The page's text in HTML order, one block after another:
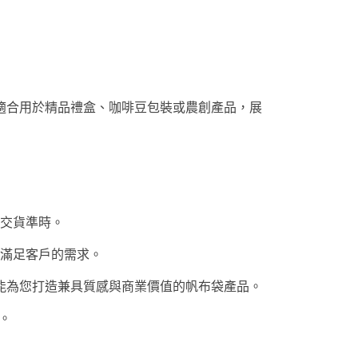
用於精品禮盒、咖啡豆包裝或農創產品，展
貨準時。
足客戶的需求。
您打造兼具質感與商業價值的帆布袋產品。